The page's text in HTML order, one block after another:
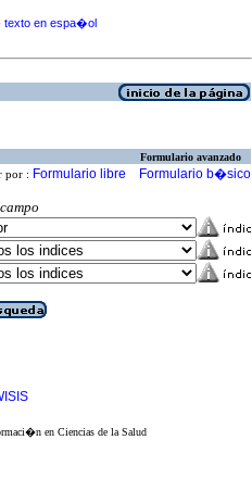
· texto en espa�ol
Formulario avanzado
por : Formulario libre Formulario b�sico
en Ciencias de la Salud